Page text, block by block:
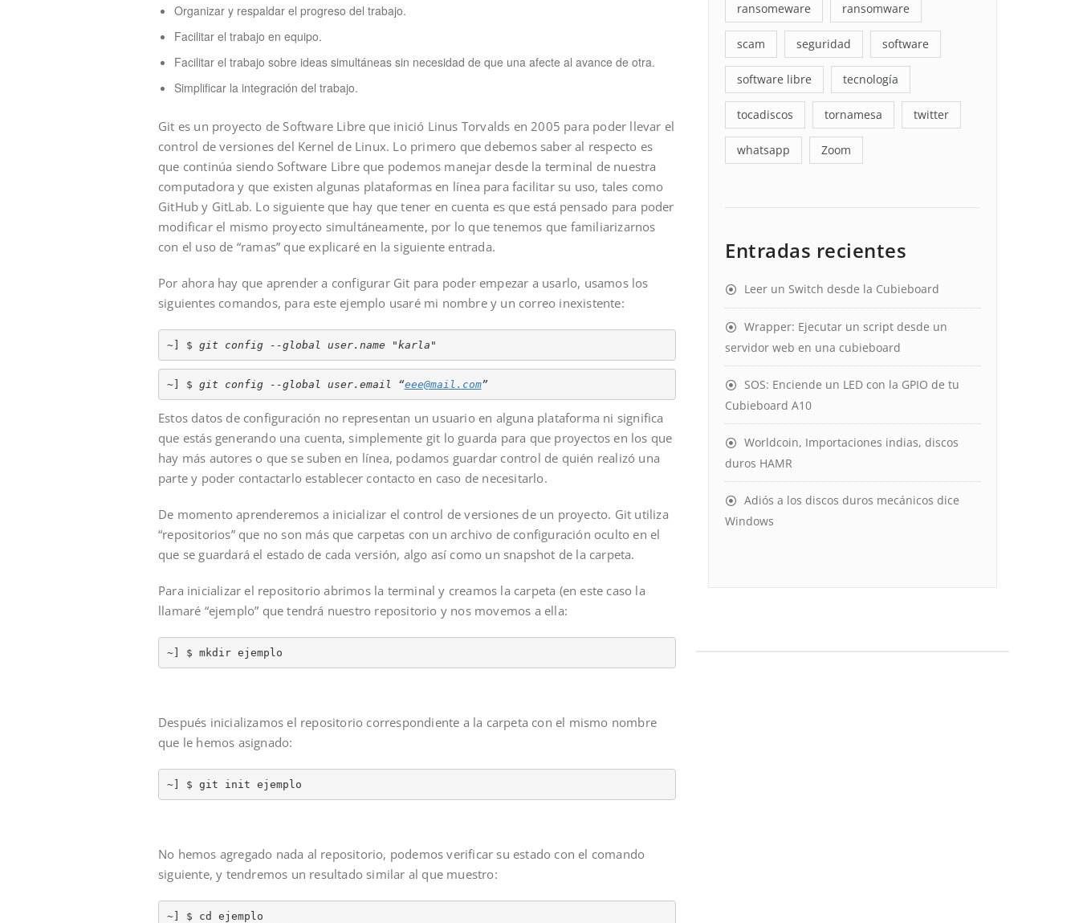
Organizar y respaldar el progreso del trabajo.
Facilitar el trabajo en equipo.
Facilitar el trabajo sobre ideas simultáneas sin necesidad de que una afecte al avance de otra.
Simplificar la integración del trabajo.
Git es un proyecto de Software Libre que inició Linus Torvalds en 2005 para poder llevar el
control de versiones del Kernel de Linux. Lo primero que debemos saber al respecto es
que continúa siendo Software Libre que podemos manejar desde la terminal de nuestra
computadora y que existen algunas plataformas en línea para facilitar su uso, tales como
GitHub y GitLab. Lo siguiente que hay que tener en cuenta es que está pensado para poder
modificar el mismo proyecto simultáneamente, por lo que tenemos que familiarizarnos
con el uso de “ramas” que explicaré en la siguiente entrada.
Por ahora hay que aprender a configurar Git para poder empezar a usarlo, usamos los
siguientes comandos, para este ejemplo usaré mi nombre y un correo inexistente:
~] $ git config --global user.name "karla"
~] $ git config --global user.email “eee@mail.com”
Estos datos de configuración no representan un usuario en alguna plataforma ni significa
que estás generando una cuenta, simplemente git lo guarda para que proyectos en los que
hay más autores o que se suben en línea, podamos guardar control de quién realizó una
parte y poder contactarlo establecer contacto en caso de necesitarlo.
De momento aprenderemos a inicializar el control de versiones de un proyecto. Git utiliza
“repositorios” que no son más que carpetas con un archivo de configuración oculto en el
que se guardará el estado de cada versión, algo así como un snapshot de la carpeta.
Para inicializar el repositorio abrimos la terminal y creamos la carpeta (en este caso la
llamaré “ejemplo” que tendrá nuestro repositorio y nos movemos a ella:
~] $ mkdir ejemplo
Después inicializamos el repositorio correspondiente a la carpeta con el mismo nombre
que le hemos asignado:
~] $ git init ejemplo
No hemos agregado nada al repositorio, podemos verificar su estado con el comando
siguiente, y tendremos un resultado similar al que muestro:
~] $ cd ejemplo
ransomeware ransomware
scam seguridad software
software libre tecnología
tocadiscos tornamesa twitter
whatsapp Zoom
Entradas recientes
Leer un Switch desde la Cubieboard
Wrapper: Ejecutar un script desde un
servidor web en una cubieboard
SOS: Enciende un LED con la GPIO de tu
Cubieboard A10
Worldcoin, Importaciones indias, discos
duros HAMR
Adiós a los discos duros mecánicos dice
Windows